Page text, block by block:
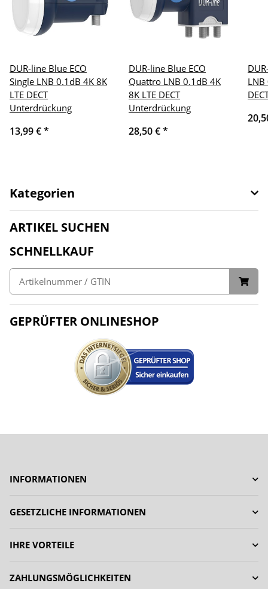
DUR-line Blue ECO
Single LNB 0.1dB 4K 8K
LTE DECT
Unterdrückung
13,99 €*
DUR-line Blue ECO
Quattro LNB 0.1dB 4K
8K LTE DECT
Unterdrückung
28,50 €*
LNB
Kategorien
ARTIKEL SUCHEN
SCHNELLKAUF
GEPRÜFTER ONLINESHOP
INFORMATIONEN
GESETZLICHE INFORMATIONEN
IHRE VORTEILE
ZAHLUNGSMÖGLICHKEITEN